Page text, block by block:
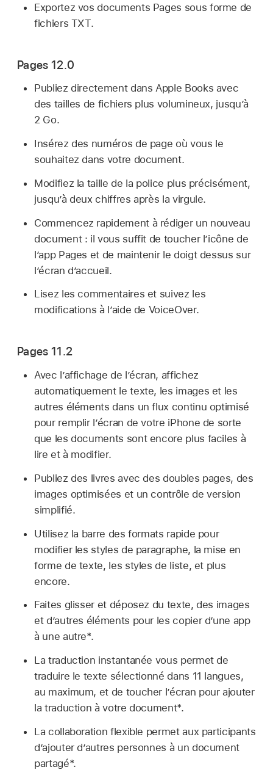
Exportez vos documents Pages sous forme de
fichiers TXT.
Pages 12.0
Publiez directement dans Apple Books avec
des tailles de fichiers plus volumineux, jusqu’à
2 Go.
Insérez des numéros de page où vous le
souhaitez dans votre document.
Modifiez la taille de la police plus précisément,
jusqu’à deux chiffres après la virgule.
Commencez rapidement à rédiger un nouveau
document : il vous suffit de toucher l’icône de
l’app Pages et de maintenir le doigt dessus sur
l’écran d’accueil.
Lisez les commentaires et suivez les
modifications à l’aide de VoiceOver.
Pages 11.2
Avec l’affichage de l’écran, affichez
automatiquement le texte, les images et les
autres éléments dans un flux continu optimisé
pour remplir l’écran de votre iPhone de sorte
que les documents sont encore plus faciles à
lire et à modifier.
Publiez des livres avec des doubles pages, des
images optimisées et un contrôle de version
simplifié.
Utilisez la barre des formats rapide pour
modifier les styles de paragraphe, la mise en
forme de texte, les styles de liste, et plus
encore.
Faites glisser et déposez du texte, des images
et d’autres éléments pour les copier d’une app
à une autre*.
La traduction instantanée vous permet de
traduire le texte sélectionné dans 11 langues,
au maximum, et de toucher l’écran pour ajouter
la traduction à votre document*.
La collaboration flexible permet aux participants
d’ajouter d’autres personnes à un document
partagé*.